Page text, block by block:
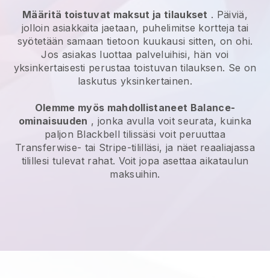
Määritä toistuvat maksut ja tilaukset . Päiviä,
jolloin asiakkaita jaetaan, puhelimitse kortteja tai
syötetään samaan tietoon kuukausi sitten, on ohi.
Jos asiakas luottaa palveluihisi, hän voi
yksinkertaisesti perustaa toistuvan tilauksen. Se on
laskutus yksinkertainen.
Olemme myös mahdollistaneet Balance-
ominaisuuden , jonka avulla voit seurata, kuinka
paljon Blackbell tilissäsi voit peruuttaa
Transferwise- tai Stripe-tililläsi, ja näet reaaliajassa
tilillesi tulevat rahat. Voit jopa asettaa aikataulun
maksuihin.